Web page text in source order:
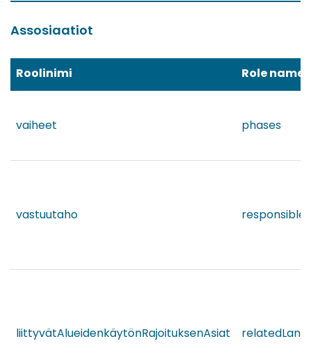
Assosiaatiot
Roolinimi Role name
vaiheet phases
vastuutaho
liittyvätAlueidenkäytönRajoituksenAsiat